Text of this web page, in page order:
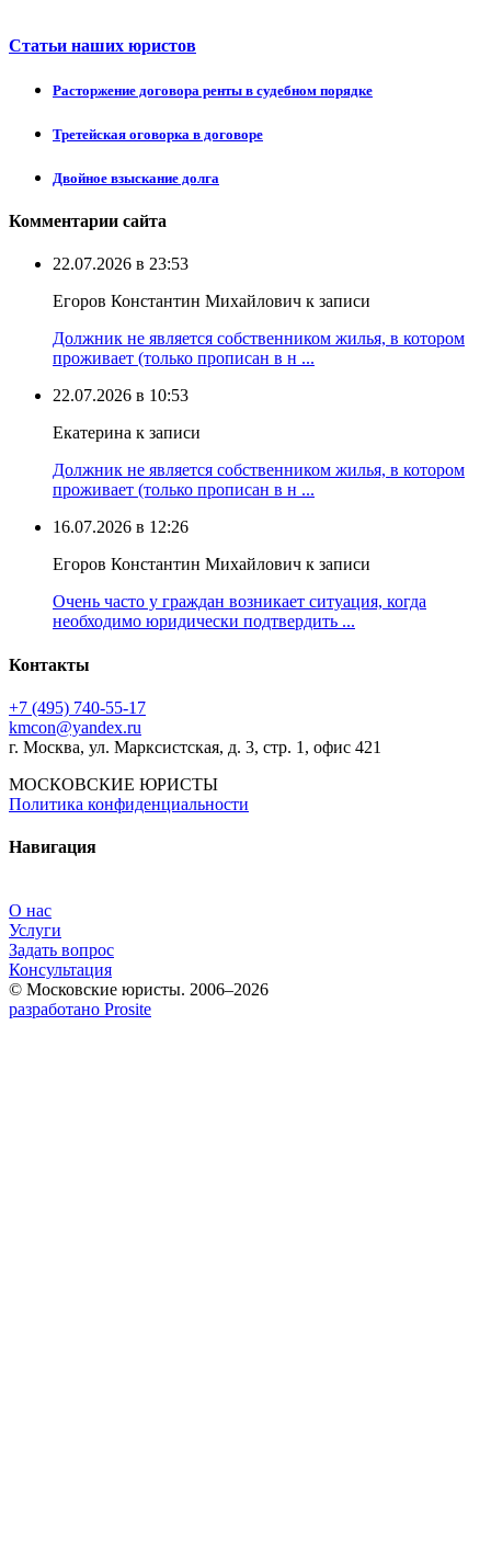
Статьи наших юристов
Расторжение договора ренты в судебном порядке
Третейская оговорка в договоре
Двойное взыскание долга
Комментарии сайта
22.07.2026 в 23:53
Егоров Константин Михайлович к записи
Должник не является собственником жилья, в котором
проживает (только прописан в н ...
22.07.2026 в 10:53
Екатерина к записи
Должник не является собственником жилья, в котором
проживает (только прописан в н ...
16.07.2026 в 12:26
Егоров Константин Михайлович к записи
Очень часто у граждан возникает ситуация, когда
необходимо юридически подтвердить ...
Контакты
+7 (495) 740‑55‑17
kmcon@yandex.ru
г. Москва, ул. Марксистская, д. 3, стр. 1, офис 421
МОСКОВСКИЕ ЮРИСТЫ
Политика конфиденциальности
Навигация
О нас
Услуги
Задать вопрос
Консультация
© Московские юристы. 2006–2026
разработано Prosite